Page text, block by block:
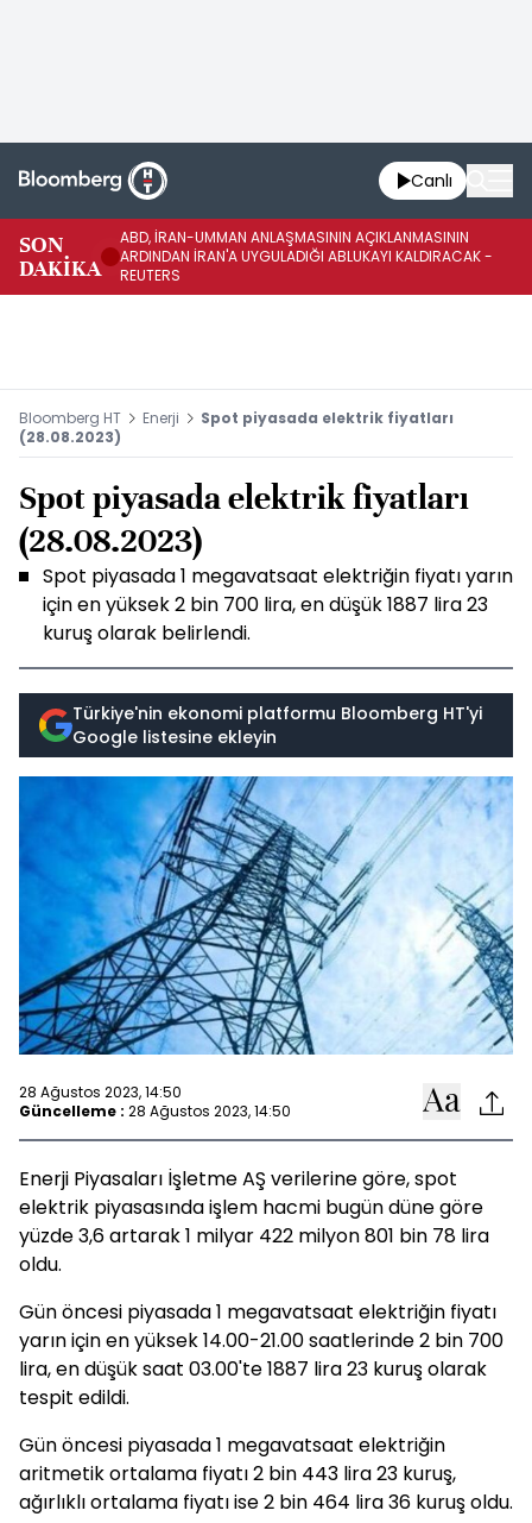
Canlı
SON
DAKİKA
ABD, İRAN-UMMAN ANLAŞMASININ AÇIKLANMASININ
ARDINDAN İRAN'A UYGULADIĞI ABLUKAYI KALDIRACAK -
REUTERS
Bloomberg HT Enerji
Spot piyasada elektrik fiyatları
(28.08.2023)
Spot piyasada elektrik fiyatları
(28.08.2023)
Spot piyasada 1 megavatsaat elektriğin fiyatı yarın
için en yüksek 2 bin 700 lira, en düşük 1887 lira 23
kuruş olarak belirlendi.
Türkiye'nin ekonomi platformu Bloomberg HT'yi
Google listesine ekleyin
28 Ağustos 2023, 14:50
Güncelleme : 28 Ağustos 2023, 14:50
Enerji Piyasaları İşletme AŞ verilerine göre, spot
elektrik piyasasında işlem hacmi bugün düne göre
yüzde 3,6 artarak 1 milyar 422 milyon 801 bin 78 lira
oldu.
Gün öncesi piyasada 1 megavatsaat elektriğin fiyatı
yarın için en yüksek 14.00-21.00 saatlerinde 2 bin 700
lira, en düşük saat 03.00'te 1887 lira 23 kuruş olarak
tespit edildi.
Gün öncesi piyasada 1 megavatsaat elektriğin
aritmetik ortalama fiyatı 2 bin 443 lira 23 kuruş,
ağırlıklı ortalama fiyatı ise 2 bin 464 lira 36 kuruş oldu.